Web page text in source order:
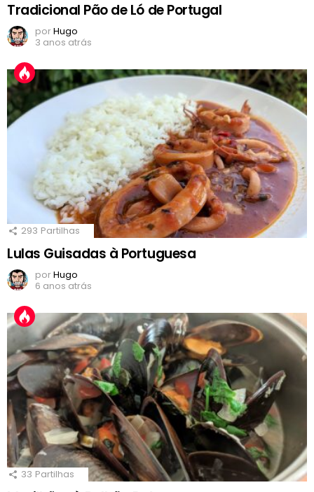
Tradicional Pão de Ló de Portugal
porHugo
3 anos atrás
293 Partilhas
Lulas Guisadas à Portuguesa
porHugo
6 anos atrás
33 Partilhas